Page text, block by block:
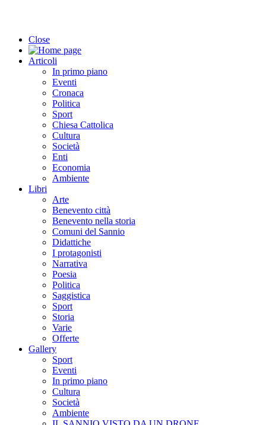
Close
Articoli
In primo piano
Eventi
Cronaca
Politica
Sport
Chiesa Cattolica
Cultura
Società
Enti
Economia
Ambiente
Libri
Arte
Benevento città
Benevento nella storia
Comuni del Sannio
Didattiche
I protagonisti
Narrativa
Poesia
Politica
Saggistica
Sport
Storia
Varie
Offerte
Gallery
Sport
Eventi
In primo piano
Cultura
Società
Ambiente